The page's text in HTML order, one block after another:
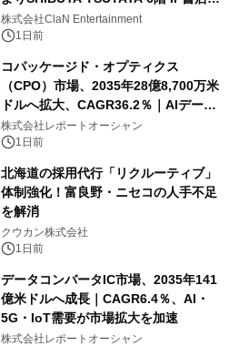
開催決定！！
株式会社ClaN Entertainment
1日前
コパッケージド・オプティクス
（CPO）市場、2035年28億8,700万米
ドルへ拡大、CAGR36.2％｜AIデータ
センター・高速光通信需要が成長を加
速
株式会社レポートオーシャン
1日前
北海道の採用代行「リクルーティブ」
体制強化！富良野・ニセコの人手不足
を解消
クウカン株式会社
1日前
データコンバータIC市場、2035年141
億米ドルへ成長｜CAGR6.4％、AI・
5G・IoT需要が市場拡大を加速
株式会社レポートオーシャン